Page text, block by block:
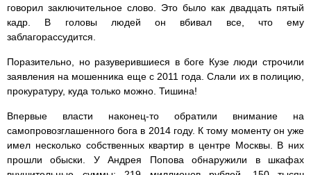
говорил заключительное слово. Это было как двадцать пятый
кадр. В головы людей он вбивал все, что ему
заблагорассудится.
Поразительно, но разуверившиеся в боге Кузе люди строчили
заявления на мошенника еще с 2011 года. Слали их в полицию,
прокуратуру, куда только можно. Тишина!
Впервые власти наконец-то обратили внимание на
самопровозглашенного бога в 2014 году. К тому моменту он уже
имел несколько собственных квартир в центре Москвы. В них
прошли обыски. У Андрея Попова обнаружили в шкафах